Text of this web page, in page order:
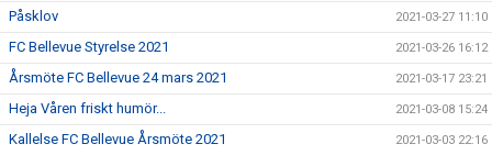
Påsklov 2021-03-27 11:10
FC Bellevue Styrelse 2021 2021-03-26 16:12
Årsmöte FC Bellevue 24 mars 2021 2021-03-17 23:21
Heja Våren friskt humör... 2021-03-08 15:24
Kallelse FC Bellevue Årsmöte 2021 2021-03-03 22:16